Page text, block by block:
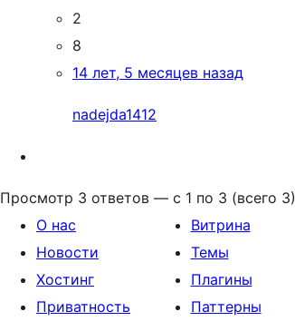
2
8
14 лет, 5 месяцев назад
nadejda1412
Просмотр 3 ответов — с 1 по 3 (всего 3)
О нас
Новости
Хостинг
Приватность
Витрина
Темы
Плагины
Паттерны